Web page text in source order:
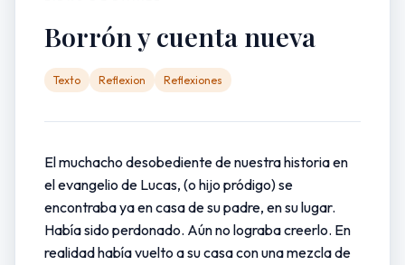
Borrón y cuenta nueva
Texto Reflexion Reflexiones
El muchacho desobediente de nuestra historia en
el evangelio de Lucas, (o hijo pródigo) se
encontraba ya en casa de su padre, en su lugar.
Había sido perdonado. Aún no lograba creerlo. En
realidad había vuelto a su casa con una mezcla de